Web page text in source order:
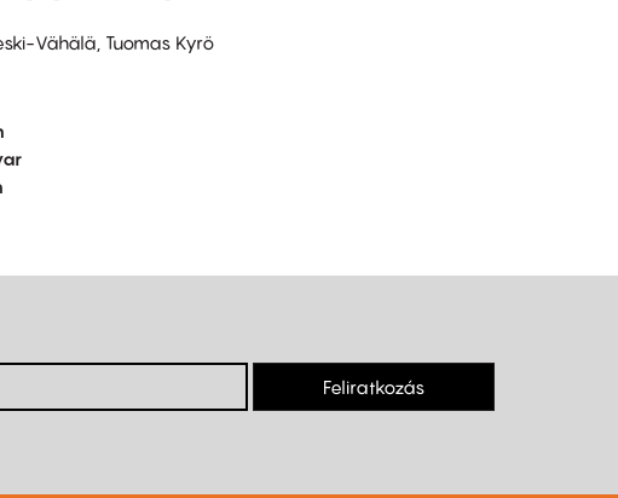
Vähälä, Tuomas Kyrö
Feliratkozás